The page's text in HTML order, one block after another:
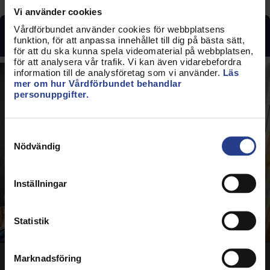
Vi använder cookies
Vårdförbundet använder cookies för webbplatsens
funktion, för att anpassa innehållet till dig på bästa sätt,
för att du ska kunna spela videomaterial på webbplatsen,
för att analysera vår trafik. Vi kan även vidarebefordra
information till de analysföretag som vi använder. Läs
mer om hur Vårdförbundet behandlar
personuppgifter.
Nödvändig
Inställningar
Statistik
Marknadsföring
Aktuellt i Kunskapsrummet
Känn dig redo för jobbstarten med